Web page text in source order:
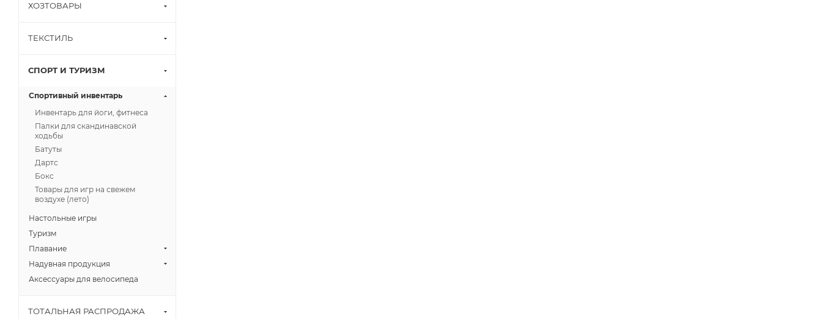
ХОЗТОВАРЫ
ТЕКСТИЛЬ
СПОРТ И ТУРИЗМ
Спортивный инвентарь
Инвентарь для йоги, фитнеса
Палки для скандинавской
ходьбы
Батуты
Дартс
Бокс
Товары для игр на свежем
воздухе (лето)
Настольные игры
Туризм
Плавание
Надувная продукция
Аксессуары для велосипеда
ТОТАЛЬНАЯ РАСПРОДАЖА